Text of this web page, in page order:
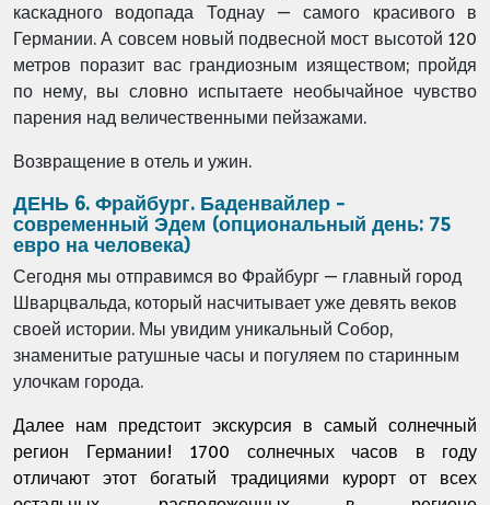
каскадного водопада Тоднау — самого красивого в
Германии. А совсем новый подвесной мост высотой 120
метров поразит вас грандиозным изяществом; пройдя
по нему, вы словно испытаете необычайное чувство
парения над величественными пейзажами.
Возвращение в отель и ужин.
ДЕНЬ 6. Фрайбург. Баденвайлер -
современный Эдем (опциональный день: 75
евро на человека)
Сегодня мы отправимся во Фрайбург — главный город
Шварцвальда, который насчитывает уже девять веков
своей истории. Мы увидим уникальный Собор,
знаменитые ратушные часы и погуляем по старинным
улочкам города.
Далее нам предстоит экскурсия в самый солнечный
регион Германии! 1700 солнечных часов в году
отличают этот богатый традициями курорт от всех